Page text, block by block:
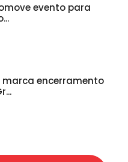
evento para
encerramento